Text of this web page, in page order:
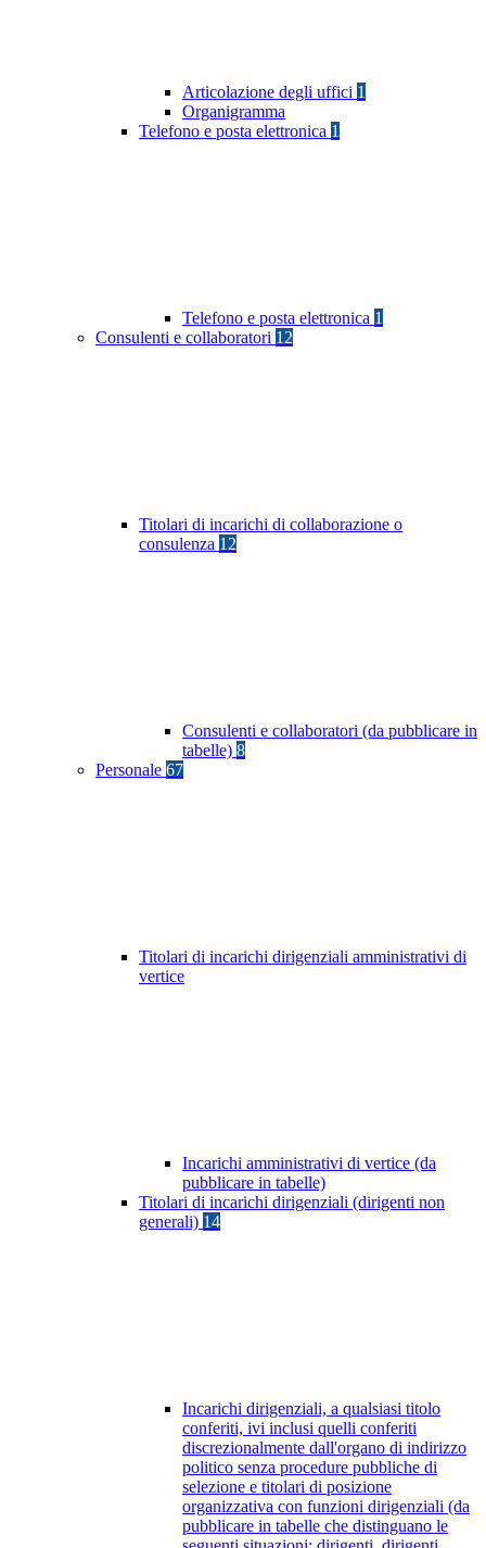
Articolazione degli uffici 1
Organigramma
Telefono e posta elettronica 1
Telefono e posta elettronica 1
Consulenti e collaboratori 12
Titolari di incarichi di collaborazione o
consulenza 12
Consulenti e collaboratori (da pubblicare in
tabelle) 8
Personale 67
Titolari di incarichi dirigenziali amministrativi di
vertice
Incarichi amministrativi di vertice (da
pubblicare in tabelle)
Titolari di incarichi dirigenziali (dirigenti non
generali) 14
Incarichi dirigenziali, a qualsiasi titolo
conferiti, ivi inclusi quelli conferiti
discrezionalmente dall'organo di indirizzo
politico senza procedure pubbliche di
selezione e titolari di posizione
organizzativa con funzioni dirigenziali (da
pubblicare in tabelle che distinguano le